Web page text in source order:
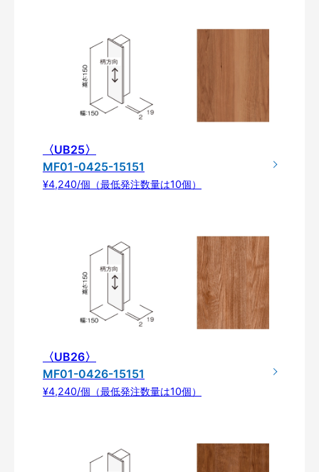
〈UB25〉
MF01-0425-15151
¥4,240/個（最低発注数量は10個）
〈UB26〉
MF01-0426-15151
¥4,240/個（最低発注数量は10個）